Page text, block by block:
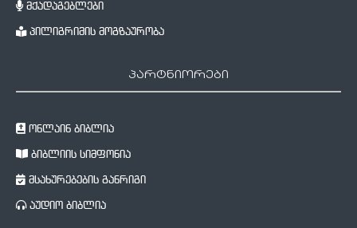
მქადაგებლები
პილიგრიმის მოგზაურობა
პარტნიორები
ონლაინ ბიბლია
ბიბლიის სიმფონია
მსახურებების განრიგი
აუდიო ბიბლია